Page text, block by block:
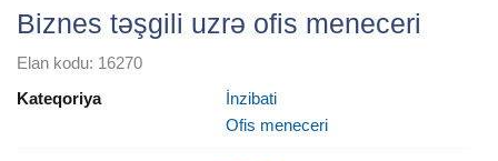
Biznes təşgili uzrə ofis meneceri
Elan kodu: 16270
Kateqoriya
İnzibati
Ofis meneceri